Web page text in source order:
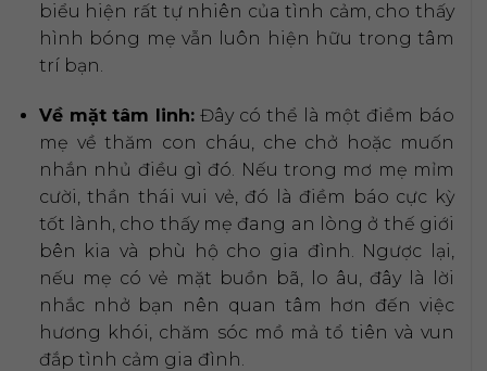
biểu hiện rất tự nhiên của tình cảm, cho thấy
hình bóng mẹ vẫn luôn hiện hữu trong tâm
trí bạn.
Về mặt tâm linh: Đây có thể là một điềm báo
mẹ về thăm con cháu, che chở hoặc muốn
nhắn nhủ điều gì đó. Nếu trong mơ mẹ mỉm
cười, thần thái vui vẻ, đó là điềm báo cực kỳ
tốt lành, cho thấy mẹ đang an lòng ở thế giới
bên kia và phù hộ cho gia đình. Ngược lại,
nếu mẹ có vẻ mặt buồn bã, lo âu, đây là lời
nhắc nhở bạn nên quan tâm hơn đến việc
hương khói, chăm sóc mồ mả tổ tiên và vun
đắp tình cảm gia đình.